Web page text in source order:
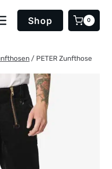
Shop 0
/ PETER Zunfthose